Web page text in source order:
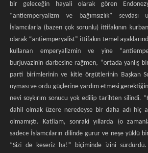
bir geleceğin hayali olarak gören
“antiemperyalizm ve bağımsızlık”
İslamcılarla (bazen çok sorunlu) ittifakının
olarak “antiemperyalist” ittifakın temel
kullanan emperyalizmin ve yine
burjuvazinin darbesine rağmen, “ortada yanlış
parti birimlerinin ve kitle örgütlerinin Başkan
uyması ve ordu güçlerine yardım etmesi
nevi soykırım sonucu yok edilip tarihten silindi.
dahil olmak üzere neredeyse bir daha adı hiç
olmamıştı. Katliam, sonraki yıllarda (o
sadece İslamcıların dilinde gurur ve neşe yüklü
“Sizi de keseriz ha!” biçiminde izini sürdürdü.